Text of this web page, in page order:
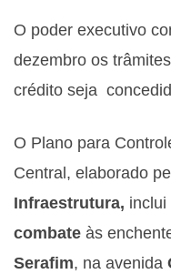
O poder executivo
dezembro os
crédito seja
O Plano para
Central, elaborado
Infraestrutura, inclui
combate às
Serafim, na avenida